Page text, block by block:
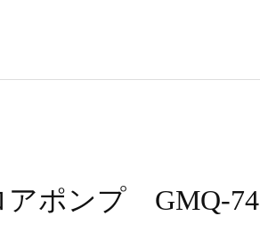
アポンプ GMQ-74